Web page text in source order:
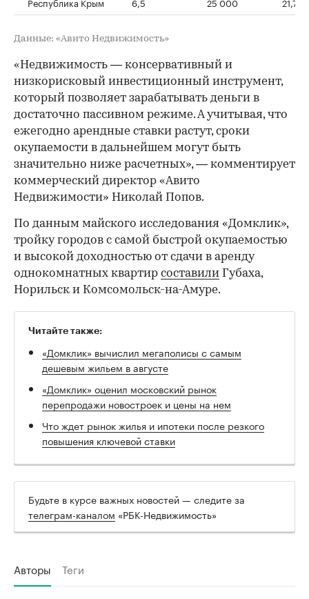
Данные: «Авито Недвижимость»
«Недвижимость — консервативный и
низкорисковый инвестиционный инструмент,
который позволяет зарабатывать деньги в
достаточно пассивном режиме. А учитывая, что
ежегодно арендные ставки растут, сроки
окупаемости в дальнейшем могут быть
значительно ниже расчетных», — комментирует
коммерческий директор «Авито
Недвижимости» Николай Попов.
По данным майского исследования «Домклик»,
тройку городов с самой быстрой окупаемостью
и высокой доходностью от сдачи в аренду
однокомнатных квартир составили Губаха,
Норильск и Комсомольск-на-Амуре.
Читайте также:
«Домклик» вычислил мегаполисы с самым
дешевым жильем в августе
«Домклик» оценил московский рынок
перепродажи новостроек и цены на нем
Что ждет рынок жилья и ипотеки после резкого
повышения ключевой ставки
Будьте в курсе важных новостей — следите за
телеграм-каналом «РБК-Недвижимость»
Авторы Теги